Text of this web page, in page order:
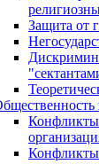
Защита от
Конфликты
Конфликты